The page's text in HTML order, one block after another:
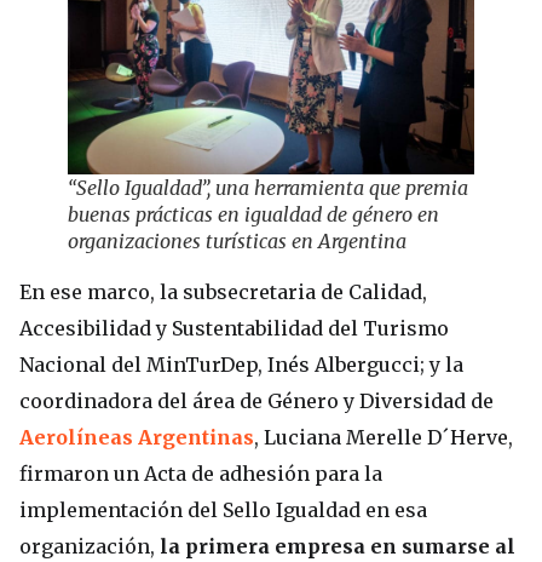
“Sello Igualdad”, una herramienta que premia
buenas prácticas en igualdad de género en
organizaciones turísticas en Argentina
En ese marco, la subsecretaria de Calidad,
Accesibilidad y Sustentabilidad del Turismo
Nacional del MinTurDep, Inés Albergucci; y la
coordinadora del área de Género y Diversidad de
Aerolíneas Argentinas, Luciana Merelle D´Herve,
firmaron un Acta de adhesión para la
implementación del Sello Igualdad en esa
organización, la primera empresa en sumarse al